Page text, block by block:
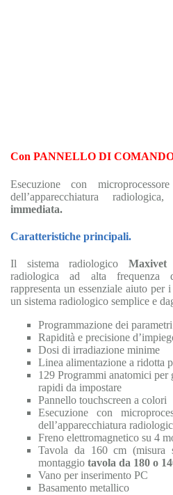
Con PANNELLO DI COMANDO
Esecuzione con
dell’apparecchiatura radiologica,
immediata.
Caratteristiche principali.
Il sistema radiologico
radiologica ad alta frequenza
rappresenta un essenziale aiuto
un sistema radiologico semplice e
Programmazione dei
Rapidità e precisione
Dosi di irradiazione minime
Linea alimentazione a ridotta
129 Programmi anatomici
rapidi da impostare
Pannello touchscreen a colori
Esecuzione con
dell’apparecchiatura
Freno elettromagnetico su 4
Tavola da 160 cm (misura
montaggio tavola da 180 o
Vano per inserimento PC
Basamento metallico